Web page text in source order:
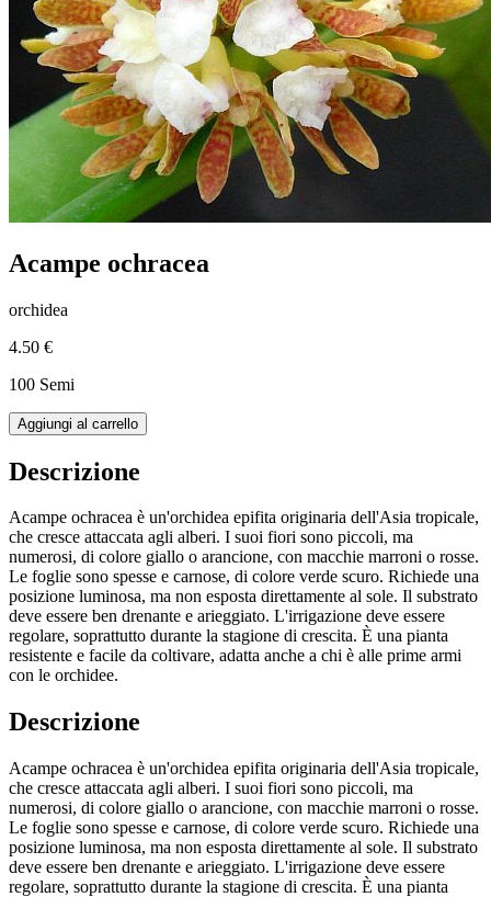
Acampe ochracea
orchidea
4.50 €
100 Semi
Aggiungi al carrello
Descrizione
Acampe ochracea è un'orchidea epifita originaria dell'Asia tropicale,
che cresce attaccata agli alberi. I suoi fiori sono piccoli, ma
numerosi, di colore giallo o arancione, con macchie marroni o rosse.
Le foglie sono spesse e carnose, di colore verde scuro. Richiede una
posizione luminosa, ma non esposta direttamente al sole. Il substrato
deve essere ben drenante e arieggiato. L'irrigazione deve essere
regolare, soprattutto durante la stagione di crescita. È una pianta
resistente e facile da coltivare, adatta anche a chi è alle prime armi
con le orchidee.
Descrizione
Acampe ochracea è un'orchidea epifita originaria dell'Asia tropicale,
che cresce attaccata agli alberi. I suoi fiori sono piccoli, ma
numerosi, di colore giallo o arancione, con macchie marroni o rosse.
Le foglie sono spesse e carnose, di colore verde scuro. Richiede una
posizione luminosa, ma non esposta direttamente al sole. Il substrato
deve essere ben drenante e arieggiato. L'irrigazione deve essere
regolare, soprattutto durante la stagione di crescita. È una pianta